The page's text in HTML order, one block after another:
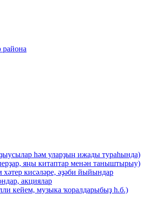
района
һәм уларҙың ижады тураһында)
яңы китаптар менән таныштырыу)
кисәләре, әҙәби йыйындар
акциялар
кейем, музыка ҡоралдарыбыҙ һ.б.)